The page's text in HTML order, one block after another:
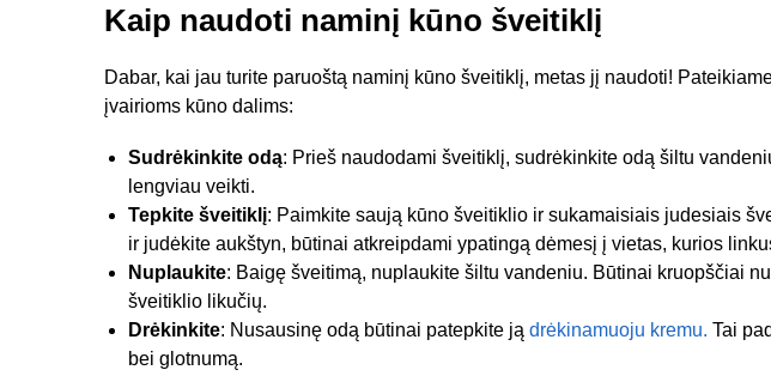
Kaip naudoti naminį kūno šveitiklį
Dabar, kai jau turite paruoštą naminį kūno šveitiklį, metas jį naudoti!
įvairioms kūno dalims:
Sudrėkinkite odą: Prieš naudodami šveitiklį, sudrėkinkite odą šiltu
lengviau veikti.
Tepkite šveitiklį: Paimkite saują kūno šveitiklio ir sukamaisiais judesiais
ir judėkite aukštyn, būtinai atkreipdami ypatingą dėmesį į vietas, kurios
Nuplaukite: Baigę šveitimą, nuplaukite šiltu vandeniu. Būtinai kruopščiai
šveitiklio likučių.
Drėkinkite: Nusausinę odą būtinai patepkite ją drėkinamuoju kremu. Tai
bei glotnumą.